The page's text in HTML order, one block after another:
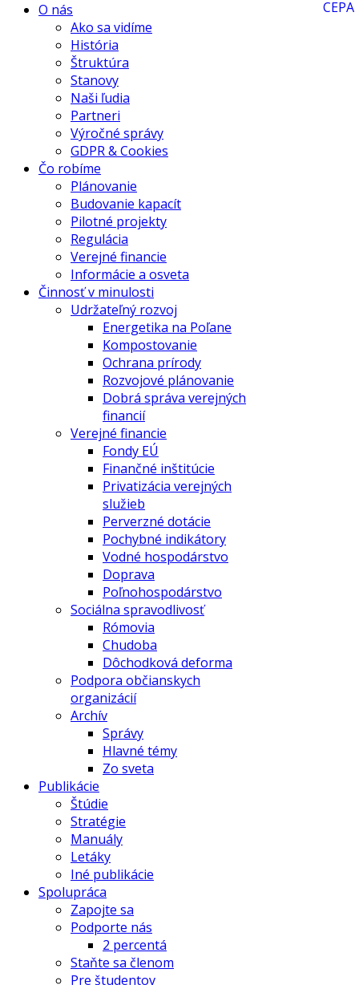
O nás
Ako sa vidíme
História
Štruktúra
Stanovy
Naši ľudia
Partneri
Výročné správy
GDPR & Cookies
Čo robíme
Plánovanie
Budovanie kapacít
Pilotné projekty
Regulácia
Verejné financie
Informácie a osveta
Činnosť v minulosti
Udržateľný rozvoj
Energetika na Poľane
Kompostovanie
Ochrana prírody
Rozvojové plánovanie
Dobrá správa verejných
financií
Verejné financie
Fondy EÚ
Finančné inštitúcie
Privatizácia verejných
služieb
Perverzné dotácie
Pochybné indikátory
Vodné hospodárstvo
Doprava
Poľnohospodárstvo
Sociálna spravodlivosť
Rómovia
Chudoba
Dôchodková deforma
Podpora občianskych
organizácií
Archív
Správy
Hlavné témy
Zo sveta
Publikácie
Štúdie
Stratégie
Manuály
Letáky
Iné publikácie
Spolupráca
Zapojte sa
Podporte nás
2 percentá
Staňte sa členom
Pre študentov